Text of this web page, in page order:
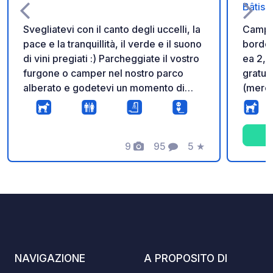
Svegliatevi con il canto degli uccelli, la
pace e la tranquillità, il verde e il suono
di vini pregiati :) Parcheggiate il vostro
furgone o camper nel nostro parco
alberato e godetevi un momento di
relax nel cuore della nostra azienda
vinicola biologica. Area picnic e area
scoprire i nostri vini? Vi faremo visitare
la cantina e degustare i nostri vini.
dalla direzione Laure-Villeneuve. - La
9
Foto
95
Commenti
5
Valutazione
★
bordo
ea
pane,
mq,
NAVIGAZIONE A PROPOSITO DI